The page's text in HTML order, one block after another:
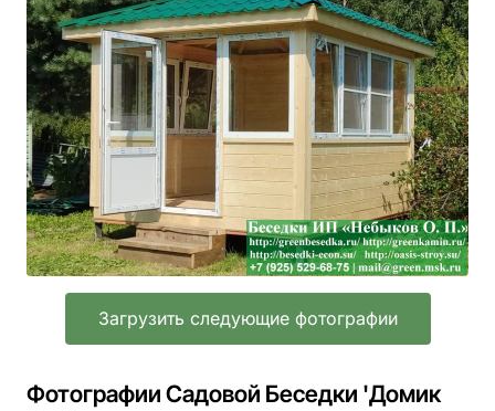
Загрузить следующие фотографии
Фотографии Садовой Беседки 'Домик